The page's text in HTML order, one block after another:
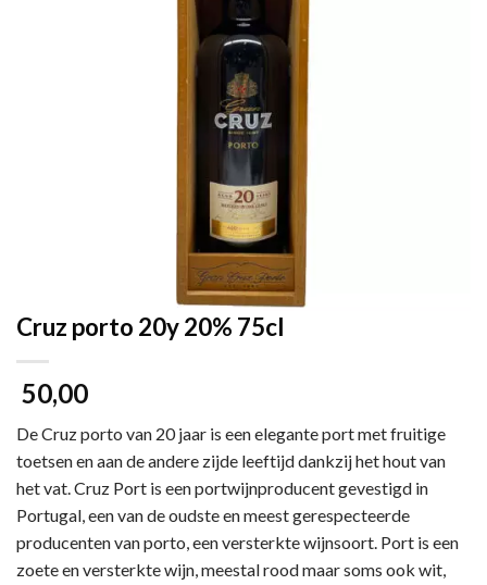
Cruz porto 20y 20% 75cl
50,00
De Cruz porto van 20 jaar is een elegante port met fruitige
toetsen en aan de andere zijde leeftijd dankzij het hout van
het vat. Cruz Port is een portwijnproducent gevestigd in
Portugal, een van de oudste en meest gerespecteerde
producenten van porto, een versterkte wijnsoort. Port is een
zoete en versterkte wijn, meestal rood maar soms ook wit,